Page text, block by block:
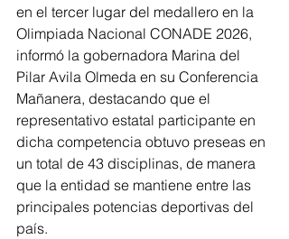
en el tercer lugar del medallero en la
Olimpiada Nacional CONADE 2026,
informó la gobernadora Marina del
Pilar Avila Olmeda en su Conferencia
Mañanera, destacando que el
representativo estatal participante en
dicha competencia obtuvo preseas en
un total de 43 disciplinas, de manera
que la entidad se mantiene entre las
principales potencias deportivas del
país.